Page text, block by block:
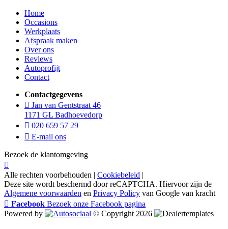
Home
Occasions
Werkplaats
Afspraak maken
Over ons
Reviews
Autoprofijt
Contact
Contactgegevens
Jan van Gentstraat 46
1171 GL Badhoevedorp
020 659 57 29
E-mail ons
Bezoek de klantomgeving
Alle rechten voorbehouden | Cookiebeleid |
Deze site wordt beschermd door reCAPTCHA. Hiervoor zijn de
Algemene voorwaarden en Privacy Policy van Google van kracht
Facebook Bezoek onze Facebook pagina
Powered by
© Copyright 2026